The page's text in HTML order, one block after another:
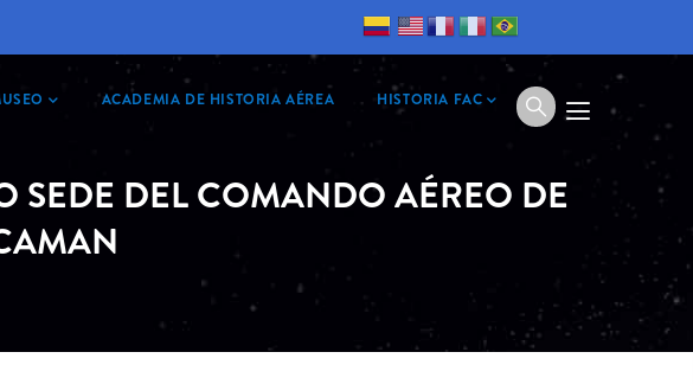
ACADEMIA DE HISTORIA AÉREA HISTORIA FAC
SEDE DEL COMANDO AÉREO DE